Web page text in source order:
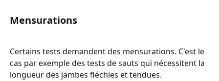
Mensurations
Certains tests demandent des mensurations. C'est le
cas par exemple des tests de sauts qui nécessitent la
longueur des jambes fléchies et tendues.